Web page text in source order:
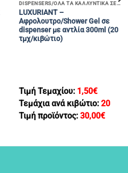
DISPENSERS/ΟΛΑ ΤΑ ΚΑΛΛΥΝΤΙΚΑ ΣΕ ΜΠΟΥΚΑΛΙΑ ΜΕ ΑΝΤΛΙΑ
LUXURIΑΝΤ –
Αφρολουτρο/Shower Gel σε
dispenser με αντλία 300ml (20
τμχ/κιβώτιο)
Τιμή Τεμαχίου: 1,50€
Τεμάχια ανά κιβώτιο: 20
Τιμή προϊόντος: 30,00€